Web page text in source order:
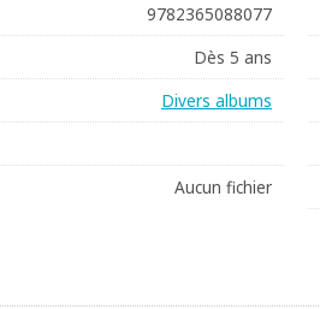
9782365088077
Dès 5 ans
Divers albums
Aucun fichier